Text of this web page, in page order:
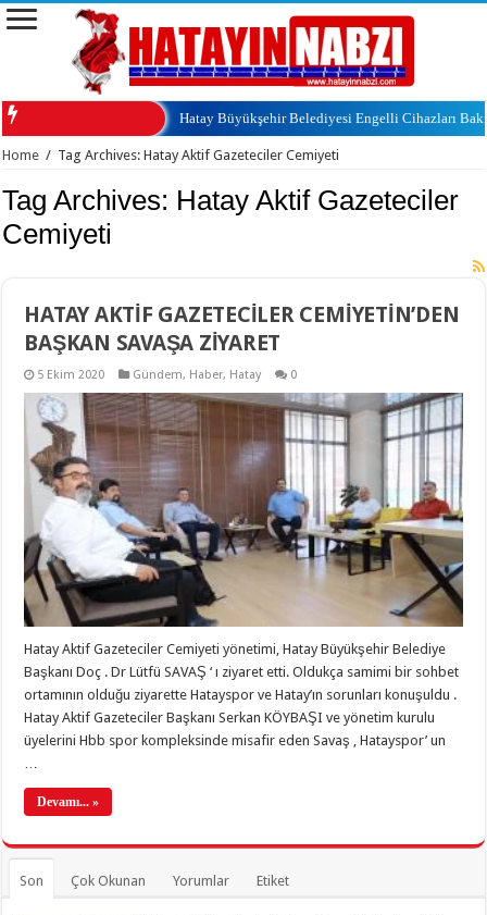
Hatay Büyükşehir Belediyesi Engelli Cihazları
Home / Tag Archives: Hatay Aktif Gazeteciler Cemiyeti
Tag Archives: Hatay Aktif Gazeteciler
Cemiyeti
HATAY AKTİF GAZETECİLER CEMİYETİN’DEN
BAŞKAN SAVAŞA ZİYARET
5 Ekim 2020 Gündem, Haber, Hatay 0
Hatay Aktif Gazeteciler Cemiyeti yönetimi, Hatay Büyükşehir Belediye
Başkanı Doç . Dr Lütfü SAVAŞ ‘ ı ziyaret etti. Oldukça samimi bir sohbet
ortamının olduğu ziyarette Hatayspor ve Hatay’ın sorunları konuşuldu .
Hatay Aktif Gazeteciler Başkanı Serkan KÖYBAŞI ve yönetim kurulu
üyelerini Hbb spor kompleksinde misafir eden Savaş , Hatayspor’ un
Devamı... »
Son Çok Okunan Yorumlar Etiket